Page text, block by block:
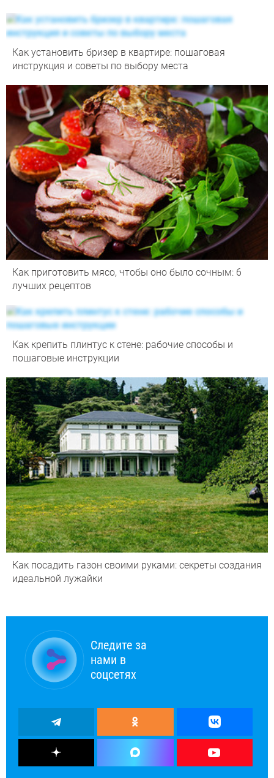
Как установить бризер в квартире: пошаговая
инструкция и советы по выбору места
Как приготовить мясо, чтобы оно было сочным: 6
лучших рецептов
Как крепить плинтус к стене: рабочие способы и
пошаговые инструкции
Как посадить газон своими руками: секреты создания
идеальной лужайки
Следите за
нами в
соцсетях